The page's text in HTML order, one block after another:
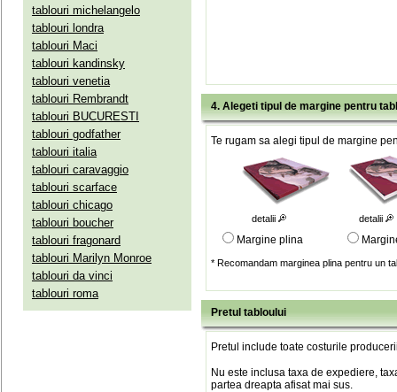
tablouri michelangelo
tablouri londra
tablouri Maci
tablouri kandinsky
tablouri venetia
tablouri Rembrandt
tablouri BUCURESTI
tablouri godfather
tablouri italia
tablouri caravaggio
tablouri scarface
tablouri chicago
tablouri boucher
tablouri fragonard
tablouri Marilyn Monroe
tablouri da vinci
tablouri roma
4. Alegeti tipul de margine pentru
Te rugam sa alegi tipul de margine
detalii detalii
Margine plina
* Recomandam marginea plina pentru un
Pretul tabloului
Pretul include toate costurile
Nu este inclusa taxa de expediere,
partea dreapta afisat mai sus.